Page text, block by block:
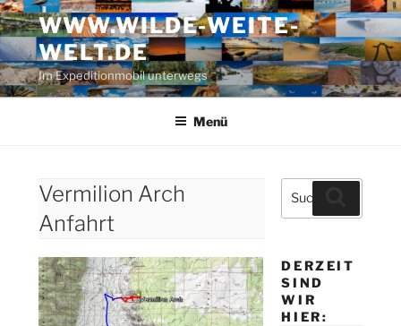
Zum
Inhalt
springen
WWW.WILDE-WEITE-
WELT.DE
Im Expeditionmobil unterwegs
Menü
Vermilion Arch
Anfahrt
Suche
nach:
DERZEIT
SIND
WIR
HIER: